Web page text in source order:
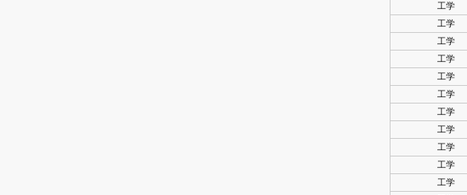
工学
工学
工学
工学
工学
工学
工学
工学
工学
工学
工学